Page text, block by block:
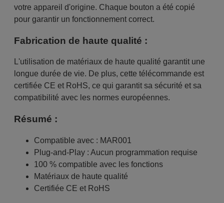
votre appareil d'origine. Chaque bouton a été copié
pour garantir un fonctionnement correct.
Fabrication de haute qualité :
L'utilisation de matériaux de haute qualité garantit une
longue durée de vie. De plus, cette télécommande est
certifiée CE et RoHS, ce qui garantit sa sécurité et sa
compatibilité avec les normes européennes.
Résumé :
Compatible avec : MAR001
Plug-and-Play : Aucun programmation requise
100 % compatible avec les fonctions
Matériaux de haute qualité
Certifiée CE et RoHS